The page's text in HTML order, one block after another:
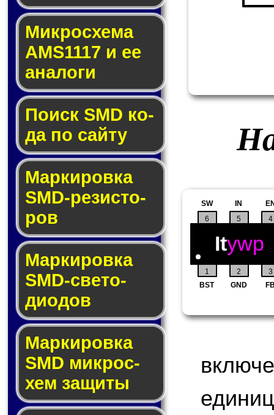
Микросхема
AMS1117 и ее
ана­ло­ги
Поиск SMD ко­
да по сай­ту
Маркировка
SMD-ре­зис­то­
ров
Маркировка
SMD-све­то­
дио­дов
Мар­ки­ров­ка
SMD мик­рос­
хем защиты
1 2 3
4
BST GND
IN
5
6
SW
Itywp